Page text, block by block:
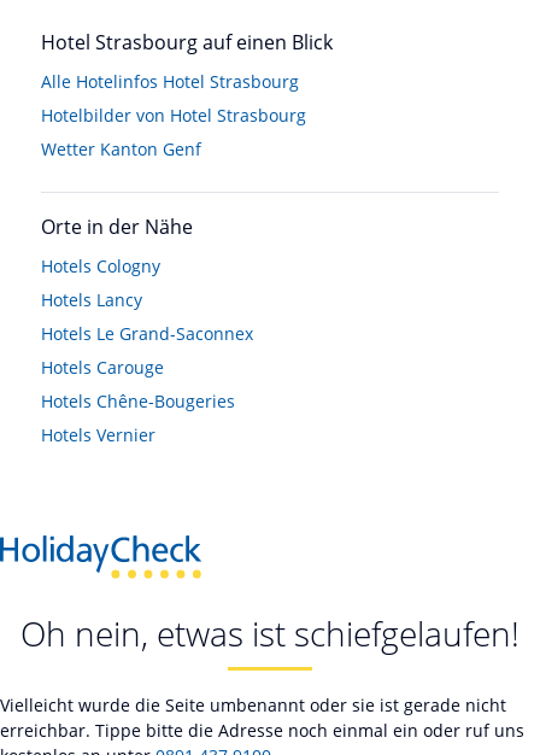
Hotel Strasbourg auf einen Blick
Alle Hotelinfos Hotel Strasbourg
Hotelbilder von Hotel Strasbourg
Wetter Kanton Genf
Orte in der Nähe
Hotels Cologny
Hotels Lancy
Hotels Le Grand-Saconnex
Hotels Carouge
Hotels Chêne-Bougeries
Hotels Vernier
Oh nein, etwas ist schiefgelaufen!
Vielleicht wurde die Seite umbenannt oder sie ist gerade nicht
erreichbar. Tippe bitte die Adresse noch einmal ein oder ruf uns